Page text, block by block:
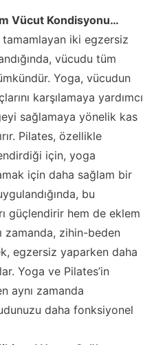
Vücut Kondisyonu…
iki egzersiz
vücudu tüm
Yoga, vücudun
karşılamaya yardımcı
sağlamaya yönelik kas
Pilates, özellikle
için, yoga
için daha sağlam bir
bu
güçlendirir hem de eklem
zamanda, zihin-beden
egzersiz yaparken daha
Yoga ve Pilates’in
aynı zamanda
daha fonksiyonel